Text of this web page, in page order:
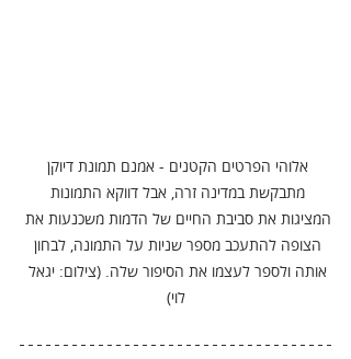
אלוהי הפרטים הקטנים - אמנם תמונת דיוקן
מתבקשת במדינה זרה, אבל דווקא התמונות
המציגות את סביבת החיים של הדמות משכנעות את
הצופה להתעכב מספר שניות על התמונה, לבחון
אותה ולספר לעצמו את הסיפור שלה. (צילום: יגאל
לוי)